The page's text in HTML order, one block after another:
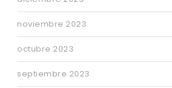
noviembre 2023
octubre 2023
septiembre 2023